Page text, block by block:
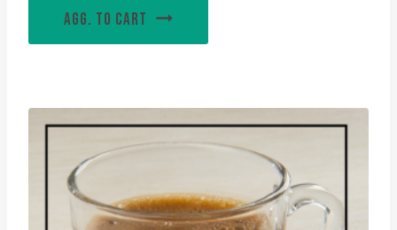
AGG. TO CART